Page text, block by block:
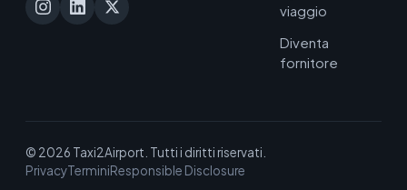
viaggio
Diventa
fornitore
© 2026 Taxi2Airport. Tutti i diritti riservati.
PrivacyTerminiResponsible Disclosure